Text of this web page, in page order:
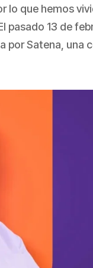
lo que hemos
pasado 13 de
por Satena, una